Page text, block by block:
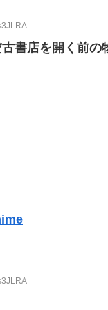
古書店を開く前